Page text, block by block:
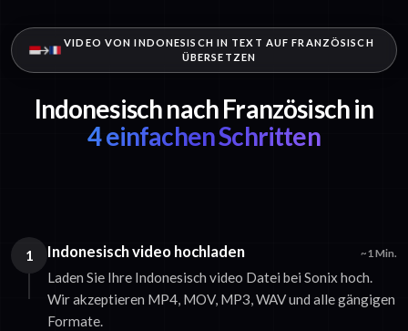
VIDEO VON INDONESISCH IN TEXT AUF FRANZÖSISCH
ÜBERSETZEN
Indonesisch nach Französisch in
4 einfachen Schritten
1 Indonesisch video hochladen ~1 Min.
Laden Sie Ihre Indonesisch video Datei bei Sonix hoch.
Wir akzeptieren MP4, MOV, MP3, WAV und alle gängigen
Formate.